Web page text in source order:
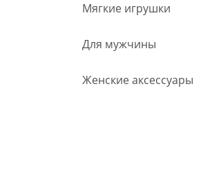
Мягкие игрушки
Для мужчины
Женские аксессуары